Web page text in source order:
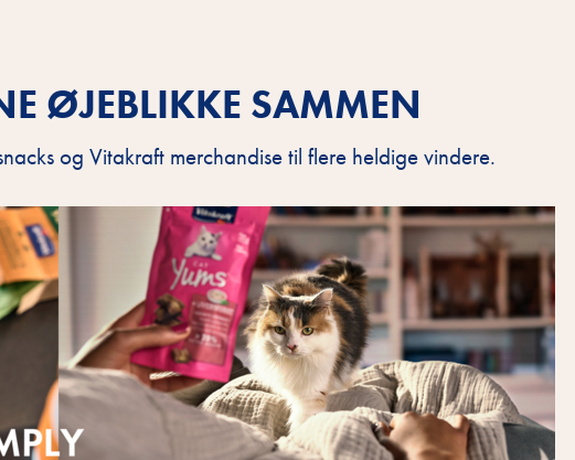
ØJEBLIKKE SAMMEN
og Vitakraft merchandise til flere heldige vindere.